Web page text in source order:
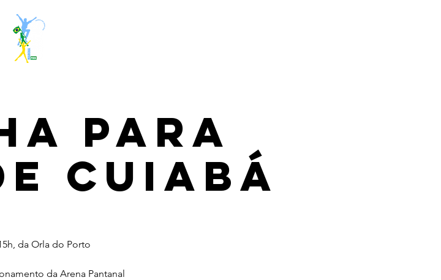
para
Cuiabá
da Orla do Porto
da Arena Pantanal